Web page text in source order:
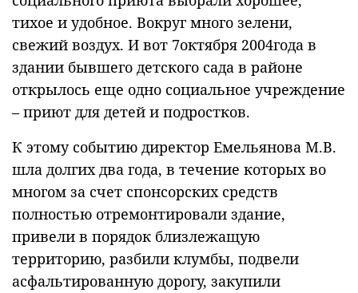
тихое и удобное. Вокруг много зелени,
свежий воздух. И вот 7октября 2004года в
здании бывшего детского сада в районе
открылось еще одно социальное учреждение
– приют для детей и подростков.
К этому событию директор Емельянова М.В.
шла долгих два года, в течение которых во
многом за счет спонсорских средств
полностью отремонтировали здание,
привели в порядок близлежащую
территорию, разбили клумбы, подвели
асфальтированную дорогу, закупили